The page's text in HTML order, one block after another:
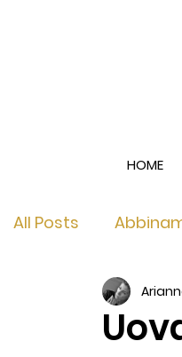
HOME
All Posts
Franciacorta